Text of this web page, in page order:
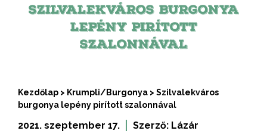
SZILVALEKVÁROS BURGONYA
LEPÉNY PIRÍTOTT
SZALONNÁVAL
Kezdőlap > Krumpli/Burgonya > Szilvalekváros
burgonya lepény pirított szalonnával
2021. szeptember 17. Szerző: Lázár